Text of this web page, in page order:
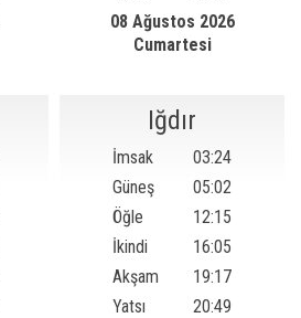
08 Ağustos 2026
Cumartesi
Iğdır
İmsak
03:24
Güneş
05:02
Öğle
12:15
İkindi
16:05
Akşam
19:17
Yatsı
20:49